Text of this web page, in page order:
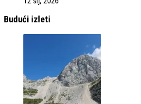
Budući izleti